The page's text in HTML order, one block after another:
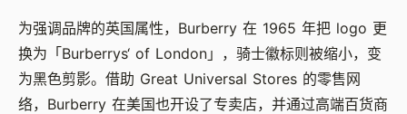
为强调品牌的英国属性，Burberry 在 1965 年把 logo 更
换为「Burberrys‘ of London」，骑士徽标则被缩小，变
为黑色剪影。借助 Great Universal Stores 的零售网
络，Burberry 在美国也开设了专卖店，并通过高端百货商